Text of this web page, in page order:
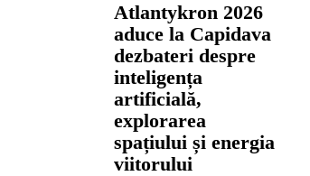
Atlantykron 2026
aduce la Capidava
dezbateri despre
inteligența
artificială,
explorarea
spațiului și energia
viitorului